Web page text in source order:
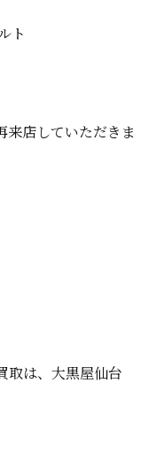
ト
来店していただきま
取は、大黒屋仙台